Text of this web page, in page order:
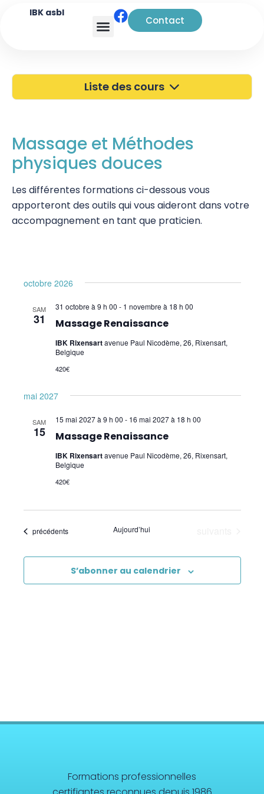
IBK asbl
Contact
Liste des cours
Portes Ouvertes
Atelier à Bruxelles
Découverte
Kinésiologie
Psychogénéalogie
Analyse Transactionnelle (AT)
Communication et Trauma
Massage Renaissance
Réflexologie Plantaire
Pauses Bien-Être
Pour les enfants
Premiers Secours
Sciences
Massage et Méthodes
physiques douces
Les différentes formations ci-dessous vous
apporteront des outils qui vous aideront dans votre
accompagnement en tant que praticien.
octobre 2026
SAM
31 Massage Renaissance
31 octobre à 9 h 00 - 1 novembre à 18 h 00
IBK Rixensartavenue Paul Nicodème, 26, Rixensart,
Belgique
420€
mai 2027
SAM
15 Massage Renaissance
15 mai 2027 à 9 h 00 - 16 mai 2027 à 18 h 00
IBK Rixensartavenue Paul Nicodème, 26, Rixensart,
Belgique
420€
Évènements
précédents Aujourd’hui
S’abonner au calendrier
Formations professionnelles